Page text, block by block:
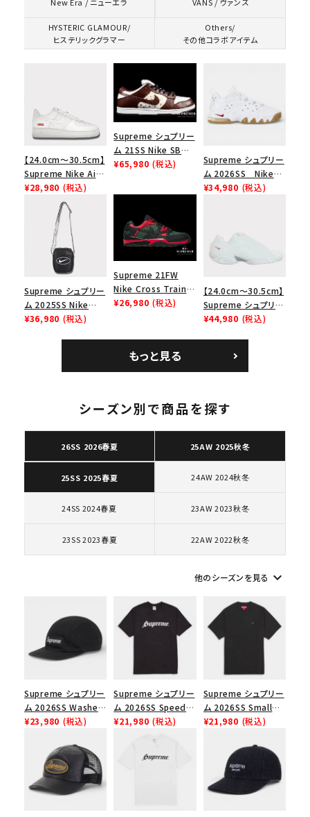
キーワードから探す
search
人気ワード
キャップ・ハット
パーカー・クルーネック
ショルダー・ウエストバッグ
カテゴリーから探す
コラボレーションブランドから探す
並び順
価格から探す
円 ～
在庫のない商品を表示する
HYSTERIC GLAMOUR/
ヒステリックグラマー
Others/
その他コラボアイテム
【24.0cm～30.5cm】
Supreme Nike Air
Force 1 Low シュプ
リーム ナイキエアフォ
ース１スニーカー シ
ューズ ホワイト
¥28,980 (税込)
Supreme シュプリー
ム 21SS Nike SB
Dunk Low ナイキSB
¥65,980 (税込)
Supreme シュプリー
ム 2026SS Nike
SB Air Max 2 CB 94
¥34,980 (税込)
Supreme シュプリー
ム 2025SS Nike
Leather Shoulder
¥36,980 (税込)
Supreme 21FW
Nike Cross Trainer
Low ナイキクロスト
¥26,980 (税込)
【24.0cm～30.5cm】
Supreme シュプリー
ム 2023AW Nike
カー ホワイト 白
¥44,980 (税込)
もっと見る
シーズン別で商品を探す
26SS 2026春夏 25AW 2025秋冬
25SS 2025春夏 24AW 2024秋冬
24SS 2024春夏 23AW 2023秋冬
23SS 2023春夏 22AW 2022秋冬
他のシーズンを見る keyboard_arrow_down
Supreme シュプリー
ム 2026SS Washed
Chino Twill Camp
ノツイル キャンプキャ
ップ ブラック
¥23,980 (税込)
Supreme シュプリー
ム 2026SS Speed
Tee スピードTシャツ
¥21,980 (税込)
Supreme シュプリー
ム 2026SS Small
Box Tee スモールボ
¥21,980 (税込)